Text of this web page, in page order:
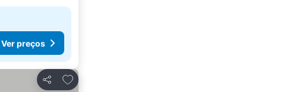
Ver preços
Partilhar
Adicionar aos favoritos